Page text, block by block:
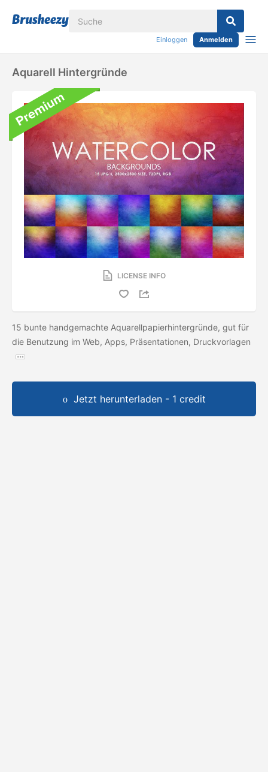
Einloggen Anmelden
Aquarell Hintergründe
LICENSE INFO
15 bunte handgemachte Aquarellpapierhintergründe, gut für
die Benutzung im Web, Apps, Präsentationen, Druckvorlagen
Jetzt herunterladen - 1 credit